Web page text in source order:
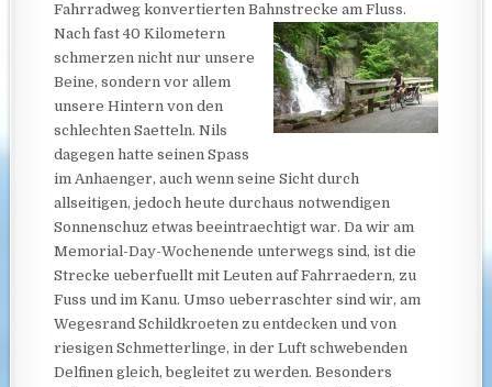
Fahrradweg konvertierten Bahnstrecke am Fluss.
Nach fast 40 Kilometern
schmerzen nicht nur unsere
Beine, sondern vor allem
unsere Hintern von den
schlechten Saetteln. Nils
dagegen hatte seinen Spass
im Anhaenger, auch wenn seine Sicht durch
allseitigen, jedoch heute durchaus notwendigen
Sonnenschuz etwas beeintraechtigt war. Da wir am
Memorial-Day-Wochenende unterwegs sind, ist die
Strecke ueberfuellt mit Leuten auf Fahrraedern, zu
Fuss und im Kanu. Umso ueberraschter sind wir, am
Wegesrand Schildkroeten zu entdecken und von
riesigen Schmetterlinge, in der Luft schwebenden
Delfinen gleich, begleitet zu werden. Besonders